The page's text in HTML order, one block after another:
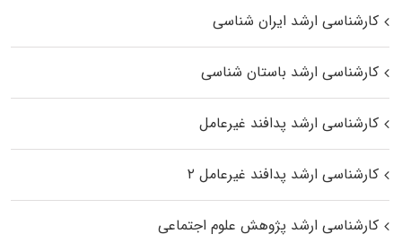
کارشناسی ارشد ایران شناسی
کارشناسی ارشد باستان شناسی
کارشناسی ارشد پدافند غیرعامل
کارشناسی ارشد پدافند غیرعامل ۲
کارشناسی ارشد پژوهش علوم اجتماعی